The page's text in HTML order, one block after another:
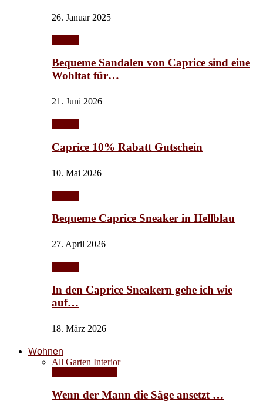
26. Januar 2025
Bequeme Sandalen von Caprice sind eine
Wohltat für…
21. Juni 2026
Caprice 10% Rabatt Gutschein
10. Mai 2026
Bequeme Caprice Sneaker in Hellblau
27. April 2026
In den Caprice Sneakern gehe ich wie
auf…
18. März 2026
Wohnen
All Garten Interior
Wenn der Mann die Säge ansetzt …